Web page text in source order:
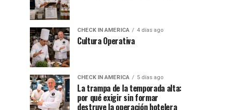
CHECK IN AMERICA 4 días ago
Cultura Operativa
CHECK IN AMERICA 5 días ago
La trampa de la temporada alta:
por qué exigir sin formar
destruye la operación hotelera